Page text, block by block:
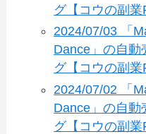
グ【コウの副業
2024/07/03 「
Dance」の自
グ【コウの副業
2024/07/02 「
Dance」の自
グ【コウの副業